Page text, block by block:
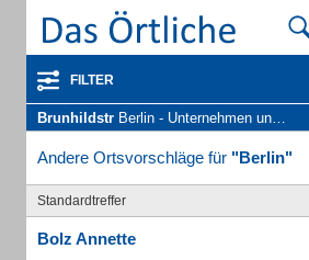
FILTER
Brunhildstr Berlin - Unternehmen und Personen
Andere Ortsvorschläge für "Berlin"
Standardtreffer
Bolz Annette